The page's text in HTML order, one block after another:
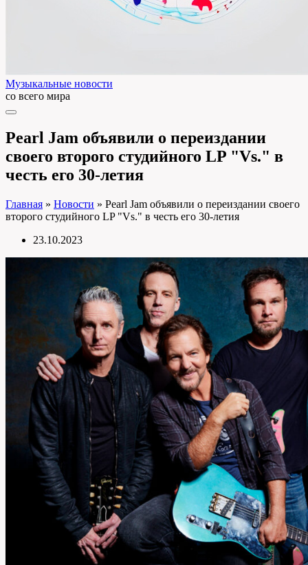
Музыкальные новости
со всего мира
Pearl Jam объявили о переиздании
своего второго студийного LP "Vs." в
честь его 30-летия
Главная » Новости » Pearl Jam объявили о переиздании своего
второго студийного LP "Vs." в честь его 30-летия
23.10.2023